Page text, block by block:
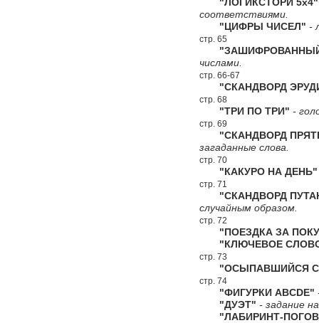
соответствиями.
"ЦИФРЫ ЧИСЕЛ" -
стр. 65
"ЗАШИФРОВАННЫЙ
числами.
стр. 66-67
"СКАНДВОРД
стр. 68
"ТРИ ПО ТРИ" -
стр. 69
"СКАНДВОРД
загаданные слова.
стр. 70
"КАКУРО НА ДЕНЬ"
стр. 71
"СКАНДВОРД
случайным образом.
стр. 72
"ПОЕЗДКА ЗА
"КЛЮЧЕВОЕ
стр. 73
"ОСЫПАВШИЙСЯ
стр. 74
"ФИГУРКИ ABCDE"
"ДУЭТ" - задание
"ЛАБИРИНТ-